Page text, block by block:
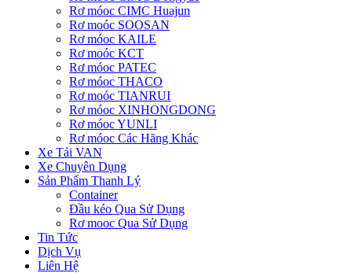
Rơ móoc CIMC Huajun
Rơ moóc SOOSAN
Rơ móoc KAILE
Rơ moóc KCT
Rơ móoc PATEC
Rơ móoc THACO
Rơ moóc TIANRUI
Rơ móoc XINHONGDONG
Rơ móoc YUNLI
Rơ móoc Các Hãng Khác
Xe Tải VAN
Xe Chuyên Dụng
Sản Phẩm Thanh Lý
Container
Đầu kéo Qua Sử Dụng
Rơ mooc Qua Sử Dụng
Tin Tức
Dịch Vụ
Liên Hệ